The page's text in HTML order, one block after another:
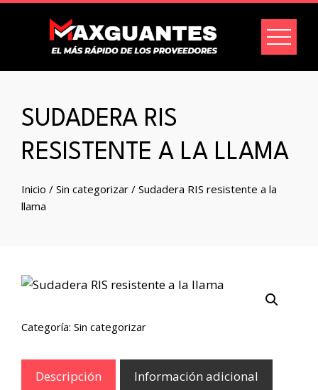
SUDADERA RIS
RESISTENTE A LA LLAMA
Inicio / Sin categorizar / Sudadera RIS resistente a la
llama
Categoría: Sin categorizar
Descripción Información adicional